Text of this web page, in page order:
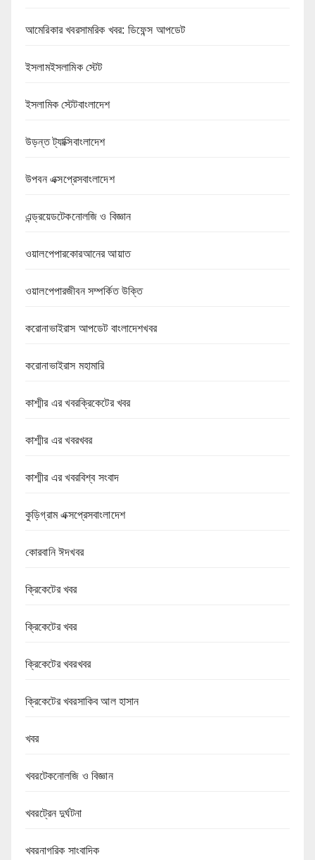
আমেরিকার খবরসামরিক খবর: ডিফেন্স আপডেট
ইসলামইসলামিক স্টেট
ইসলামিক স্টেটবাংলাদেশ
উড়ন্ত ট্যাক্সিবাংলাদেশ
উপবন এক্সপ্রেসবাংলাদেশ
এন্ড্রয়েডটেকনোলজি ও বিজ্ঞান
ওয়ালপেপারকোরআনের আয়াত
ওয়ালপেপারজীবন সম্পর্কিত উক্তি
করোনাভাইরাস আপডেট বাংলাদেশখবর
করোনাভাইরাস মহামারি
কাশ্মীর এর খবরক্রিকেটের খবর
কাশ্মীর এর খবরখবর
কাশ্মীর এর খবরবিশ্ব সংবাদ
কুড়িগ্রাম এক্সপ্রেসবাংলাদেশ
কোরবানি ঈদখবর
ক্রিকেটের খবর
ক্রিকেটের খবর
ক্রিকেটের খবরখবর
ক্রিকেটের খবরসাকিব আল হাসান
খবর
খবরটেকনোলজি ও বিজ্ঞান
খবরট্রেন দুর্ঘটনা
খবরনাগরিক সাংবাদিক